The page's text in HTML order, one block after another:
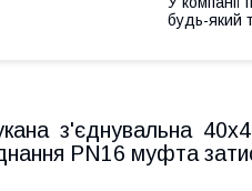
будь-який
з'єднувальна
PN16 муфта